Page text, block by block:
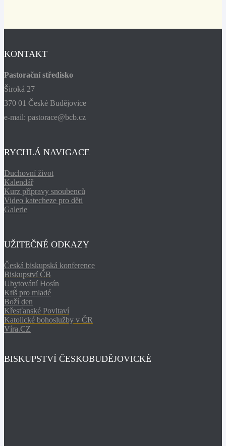
KONTAKT
Pastorační středisko
Široká 27
370 01 České Budějovice
e-mail: pastorace@bcb.cz
RYCHLÁ NAVIGACE
Duchovní život
Kalendář
Kurz přípravy snoubenců
Video katecheze pro děti
Galerie
UŽITEČNÉ ODKAZY
Česká biskupská konference
Biskupství ČB
Ubytování Hosín
Ktiš pro mladé
Boží den
Křesťanské Povltaví
Katolické bohoslužby v ČR
Víra.CZ
BISKUPSTVÍ ČESKOBUDĚJOVICKÉ